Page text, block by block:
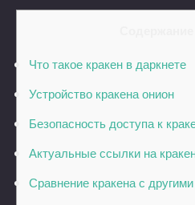
Что такое кракен в даркнете
Устройство кракена онион
Безопасность доступа к
Актуальные ссылки на
Сравнение кракена с